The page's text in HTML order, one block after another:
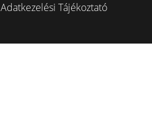
Adatkezelési Tájékoztató